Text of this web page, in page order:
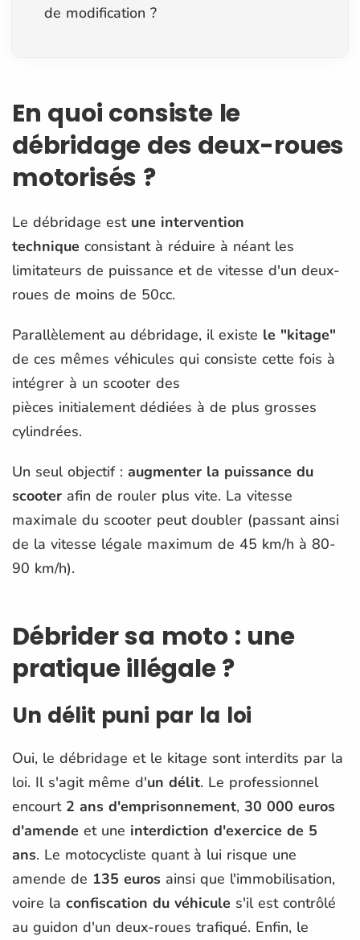
de modification ?
En quoi consiste le
débridage des deux-roues
motorisés ?
Le débridage est une intervention
technique consistant à réduire à néant les
limitateurs de puissance et de vitesse d'un deux-
roues de moins de 50cc.
Parallèlement au débridage, il existe le "kitage"
de ces mêmes véhicules qui consiste cette fois à
intégrer à un scooter des
pièces initialement dédiées à de plus grosses
cylindrées.
Un seul objectif : augmenter la puissance du
scooter afin de rouler plus vite. La vitesse
maximale du scooter peut doubler (passant ainsi
de la vitesse légale maximum de 45 km/h à 80-
90 km/h).
Débrider sa moto : une
pratique illégale ?
Un délit puni par la loi
Oui, le débridage et le kitage sont interdits par la
loi. Il s'agit même d'un délit. Le professionnel
encourt2 ans d'emprisonnement, 30 000 euros
d'amende et une interdiction d'exercice de 5
ans. Le motocycliste quant à lui risque une
amende de 135 euros ainsi que l'immobilisation,
voire la confiscation du véhicule s'il est contrôlé
au guidon d'un deux-roues trafiqué. Enfin, le